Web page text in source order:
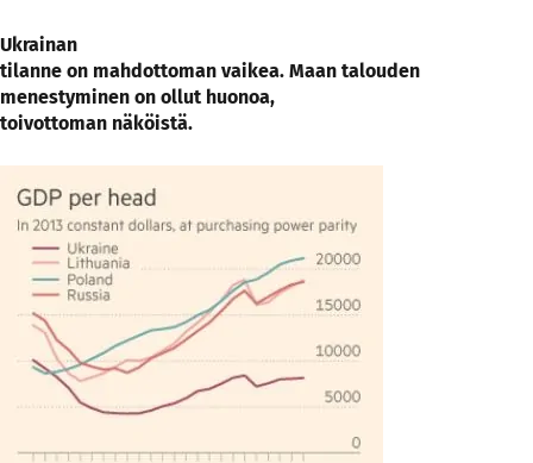
Ukrainan
tilanne on mahdottoman vaikea. Maan talouden
menestyminen on ollut huonoa,
toivottoman näköistä.